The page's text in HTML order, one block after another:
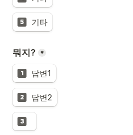
5 기타
뭐지? *
1 답변1
2 답변2
3